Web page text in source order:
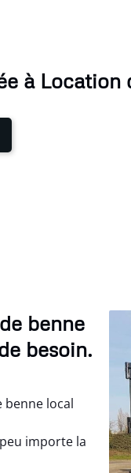
à Location
benne
besoin.
benne local
importe la